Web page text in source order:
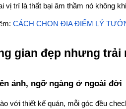
vị trí là thất bại âm thầm nó không
CÁCH CHỌN ĐỊA ĐIỂM LÝ
gian đẹp nhưng trải
ảnh, ngỡ ngàng ở ngoài đời
với thiết kế quán, mỗi góc đều